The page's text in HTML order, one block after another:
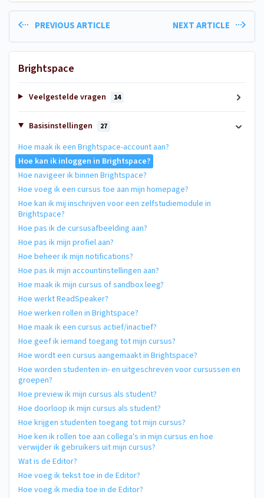
PREVIOUS ARTICLE NEXT ARTICLE
Brightspace
Veelgestelde vragen 14
Basisinstellingen 27
Hoe maak ik een Brightspace-account aan?
Hoe kan ik inloggen in Brightspace?
Hoe navigeer ik binnen Brightspace?
Hoe voeg ik een cursus toe aan mijn homepage?
Hoe kan ik mij inschrijven voor een zelfstudiemodule in
Brightspace?
Hoe pas ik de cursusafbeelding aan?
Hoe pas ik mijn profiel aan?
Hoe beheer ik mijn notifications?
Hoe pas ik mijn accountinstellingen aan?
Hoe maak ik mijn cursus of sandbox leeg?
Hoe werkt ReadSpeaker?
Hoe werken rollen in Brightspace?
Hoe maak ik een cursus actief/inactief?
Hoe geef ik iemand toegang tot mijn cursus?
Hoe wordt een cursus aangemaakt in Brightspace?
Hoe worden studenten in- en uitgeschreven voor cursussen en
groepen?
Hoe preview ik mijn cursus als student?
Hoe doorloop ik mijn cursus als student?
Hoe krijgen studenten toegang tot mijn cursus?
Hoe ken ik rollen toe aan collega's in mijn cursus en hoe
verwijder ik gebruikers uit mijn cursus?
Wat is de Editor?
Hoe voeg ik tekst toe in de Editor?
Hoe voeg ik media toe in de Editor?